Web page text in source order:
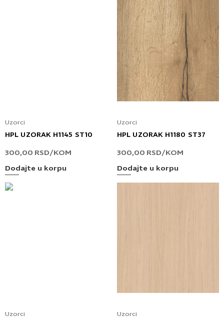
Uzorci
HPL UZORAK H1145 ST10
300,00 RSD/KOM
Dodajte u korpu
Uzorci
HPL UZORAK H1180 ST37
300,00 RSD/KOM
Dodajte u korpu
Uzorci Uzorci